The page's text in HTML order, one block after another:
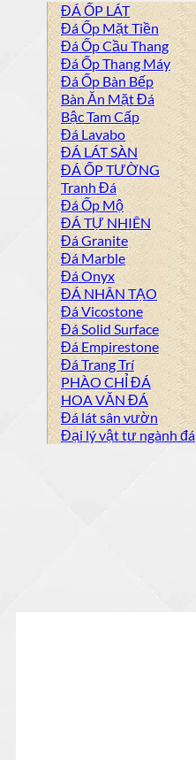
ĐÁ ỐP LÁT
Đá Ốp Mặt Tiền
Đá Ốp Cầu Thang
Đá Ốp Thang Máy
Đá Ốp Bàn Bếp
Bàn Ăn Mặt Đá
Bậc Tam Cấp
Đá Lavabo
ĐÁ LÁT SÀN
ĐÁ ỐP TƯỜNG
Tranh Đá
Đá Ốp Mộ
ĐÁ TỰ NHIÊN
Đá Granite
Đá Marble
Đá Onyx
ĐÁ NHÂN TẠO
Đá Vicostone
Đá Solid Surface
Đá Empirestone
Đá Trang Trí
PHÀO CHỈ ĐÁ
HOA VĂN ĐÁ
Đá lát sân vườn
Đại lý vật tư ngành đá